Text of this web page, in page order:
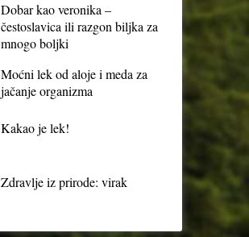
Dobar kao veronika –
čestoslavica ili razgon biljka za
mnogo boljki
Moćni lek od aloje i meda za
jačanje organizma
Kakao je lek!
Zdravlje iz prirode: virak